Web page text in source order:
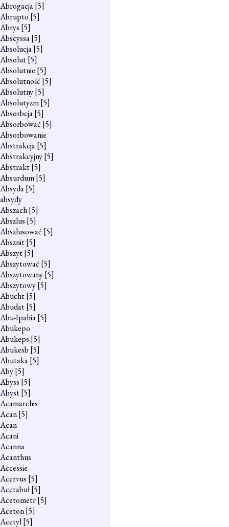
Abrogacja[5]
Abrupto [5]
Abrys [5]
Abscyssa[5]
Absolucja[5]
Absolut[5]
Absolutnie [5]
Absolutność [5]
Absolutny[5]
Absolutyzm[5]
Absorbcja[5]
Absorbować [5]
Absorbowanie
Abstrakcja[5]
Abstrakcyjny[5]
Abstrakt[5]
Absurdum[5]
Absyda[5]
absydy
Abszach[5]
Abszlus [5]
Abszlusować [5]
Absznit[5]
Abszyt[5]
Abszytować [5]
Abszytowany[5]
Abszytowy[5]
Abucht[5]
Abudat[5]
Abu-Ipahia[5]
Abukepo
Abukeps [5]
Abukesb [5]
Abutaka[5]
Aby[5]
Abyss [5]
Abyst[5]
Acamarchis
Acan[5]
Acan
Acani
Acanna
Acanthus
Accessie
Acervus [5]
Acetabuł[5]
Acetometr[5]
Aceton[5]
Acetyl[5]